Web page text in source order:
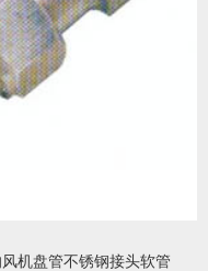
机盘管不锈钢接头软管